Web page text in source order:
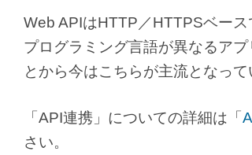
Web APIはHTTP／HTTPSベー
プログラミング言語が異なるア
とから今はこちらが主流となって
「API連携」についての詳細は「
さい。